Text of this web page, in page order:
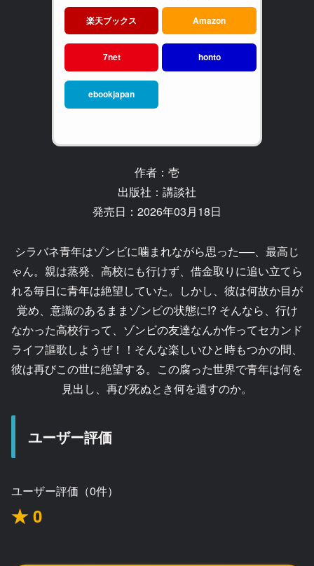
楽天ブックス Amazon
7net honto
ebookjapan
作者：壱
出版社：講談社
発売日：2026年03月18日
シラバネ青年はゾンビに噛まれながら思った──、最高じ
ゃん。親は蒸発、高校にも行けず、借金取りに追い立てら
れる毎日に青年は絶望していた。しかし、彼は何故か目が
覚め、意識のあるままゾンビの状態に!? そんなら、行け
なかった高校行って、ゾンビの友達なんか作ってセカンド
ライフ謳歌しようぜ！！そんな楽しいひと時もつかの間、
彼は再びこの世に絶望する。この腐った世界で青年は何を
見出し、再び死ぬとき何を遺すのか。
ユーザー評価
ユーザー評価（0件）
★ 0